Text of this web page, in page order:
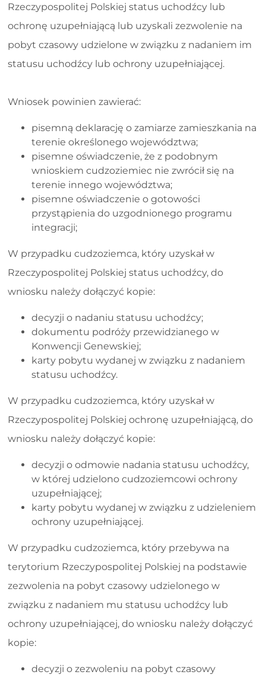
Rzeczypospolitej Polskiej status uchodźcy lub
ochronę uzupełniającą lub uzyskali zezwolenie na
pobyt czasowy udzielone w związku z nadaniem im
statusu uchodźcy lub ochrony uzupełniającej.
Wniosek powinien zawierać:
pisemną deklarację o zamiarze zamieszkania na
terenie określonego województwa;
pisemne oświadczenie, że z podobnym
wnioskiem cudzoziemiec nie zwrócił się na
terenie innego województwa;
pisemne oświadczenie o gotowości
przystąpienia do uzgodnionego programu
integracji;
W przypadku cudzoziemca, który uzyskał w
Rzeczypospolitej Polskiej status uchodźcy, do
wniosku należy dołączyć kopie:
decyzji o nadaniu statusu uchodźcy;
dokumentu podróży przewidzianego w
Konwencji Genewskiej;
karty pobytu wydanej w związku z nadaniem
statusu uchodźcy.
W przypadku cudzoziemca, który uzyskał w
Rzeczypospolitej Polskiej ochronę uzupełniającą, do
wniosku należy dołączyć kopie:
decyzji o odmowie nadania statusu uchodźcy,
w której udzielono cudzoziemcowi ochrony
uzupełniającej;
karty pobytu wydanej w związku z udzieleniem
ochrony uzupełniającej.
W przypadku cudzoziemca, który przebywa na
terytorium Rzeczypospolitej Polskiej na podstawie
zezwolenia na pobyt czasowy udzielonego w
związku z nadaniem mu statusu uchodźcy lub
ochrony uzupełniającej, do wniosku należy dołączyć
kopie:
decyzji o zezwoleniu na pobyt czasowy